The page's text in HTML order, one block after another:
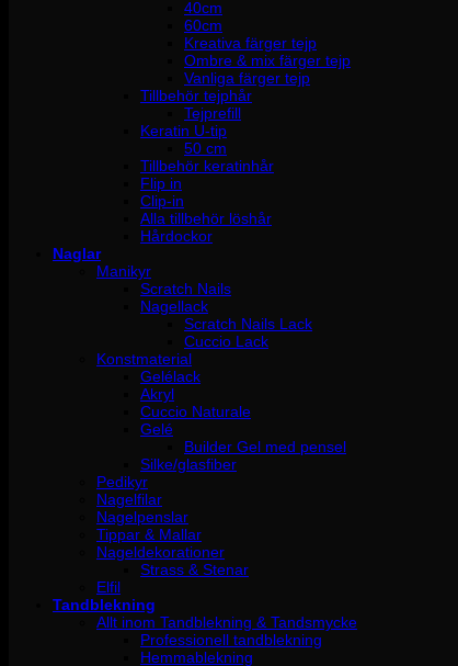
40cm
60cm
Kreativa färger tejp
Ombre & mix färger tejp
Vanliga färger tejp
Tillbehör tejphår
Tejprefill
Keratin U-tip
50 cm
Tillbehör keratinhår
Flip in
Clip-in
Alla tillbehör löshår
Hårdockor
Naglar
Manikyr
Scratch Nails
Nagellack
Scratch Nails Lack
Cuccio Lack
Konstmaterial
Gelélack
Akryl
Cuccio Naturale
Gelé
Builder Gel med pensel
Silke/glasfiber
Pedikyr
Nagelfilar
Nagelpenslar
Tippar & Mallar
Nageldekorationer
Strass & Stenar
Elfil
Tandblekning
Allt inom Tandblekning & Tandsmycke
Professionell tandblekning
Hemmablekning